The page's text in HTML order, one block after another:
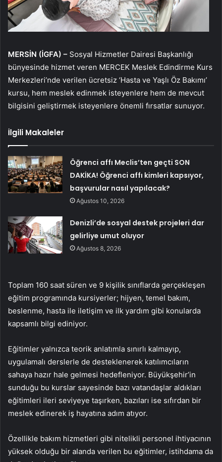
MERSİN (İGFA) – Sosyal Hizmetler Dairesi Başkanlığı
bünyesinde hizmet veren MERCEK Meslek Edindirme Kurs
Merkezleri’nde verilen ücretsiz ‘Hasta ve Yaşlı Öz Bakımı’
kursu, hem meslek edinmek isteyenlere hem de mevcut
bilgisini geliştirmek isteyenlere önemli fırsatlar sunuyor.
İlgili Makaleler
Öğrenci affı Meclis’ten geçti SON
DAKİKA! Öğrenci affı kimleri kapsıyor,
başvurular nasıl yapılacak?
Ağustos 10, 2026
Denizli’de sosyal destek projeleri dar
gelirliye umut oluyor
Ağustos 8, 2026
Toplam 160 saat süren ve 9 kişilik sınıflarda gerçekleşen
eğitim programında kursiyerler; hijyen, temel bakım,
beslenme, hasta ile iletişim ve ilk yardım gibi konularda
kapsamlı bilgi ediniyor.
Eğitimler yalnızca teorik anlatımla sınırlı kalmayıp,
uygulamalı derslerle de desteklenerek katılımcıların
sahaya hazır hale gelmesi hedefleniyor. Büyükşehir’in
sunduğu bu kurslar sayesinde bazı vatandaşlar aldıkları
eğitimleri ileri seviyeye taşırken, bazıları ise sıfırdan bir
meslek edinerek iş hayatına adım atıyor.
Özellikle bakım hizmetleri gibi nitelikli personel ihtiyacının
yüksek olduğu bir alanda verilen bu eğitimler, istihdama da